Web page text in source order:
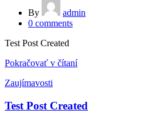
By
admin
0 comments
Test Post Created
Pokračovať v čítaní
Zaujímavosti
Test Post Created